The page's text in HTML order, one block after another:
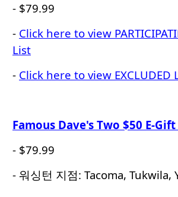
- $79.99
- Click here to view
List
- Click here to view EXCLUDED
Famous Dave's Two $50 E-
- $79.99
- 워싱턴 지점: Tacoma, Tukwila,